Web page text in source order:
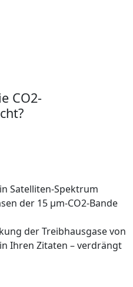
CO2-
Satelliten-Spektrum
der 15 µm-CO2-Bande
der Treibhausgase von
Ihren Zitaten – verdrängt